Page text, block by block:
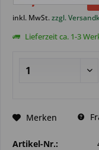
inkl. MwSt.zzgl.
Lieferzeit ca. 1-3
Merken
Artikel-Nr.: